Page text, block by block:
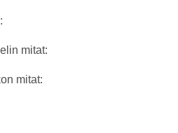
mitat:
mitat: